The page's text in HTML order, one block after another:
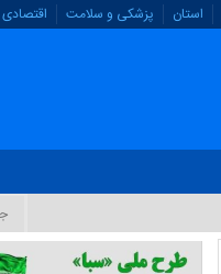
استان پزشکی و سلامت اقتصادی